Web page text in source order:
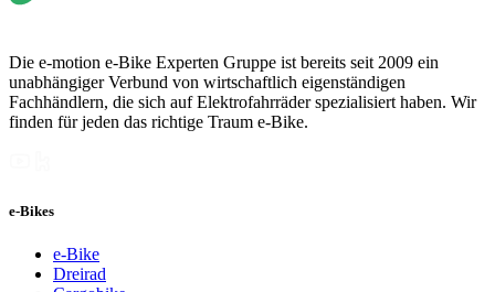
Die e-motion e-Bike Experten Gruppe ist bereits seit 2009 ein
unabhängiger Verbund von wirtschaftlich eigenständigen
Fachhändlern, die sich auf Elektrofahrräder spezialisiert haben. Wir
finden für jeden das richtige Traum e-Bike.
e-Bikes
e-Bike
Dreirad